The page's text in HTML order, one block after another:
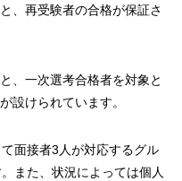
、再受験者の合格が保証さ
、一次選考合格者を対象と
設けられています。
面接者3人が対応するグル
また、状況によっては個人